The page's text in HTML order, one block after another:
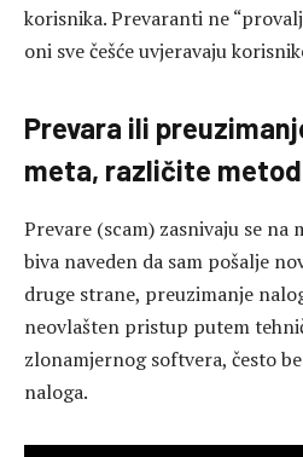
korisnika. Prevaranti ne
oni sve češće uvjeravaju
Prevara ili
meta, različite
Prevare (scam) zasnivaju se
biva naveden da sam pošalje
druge strane, preuzimanje
neovlašten pristup putem
zlonamjernog softvera, često
naloga.